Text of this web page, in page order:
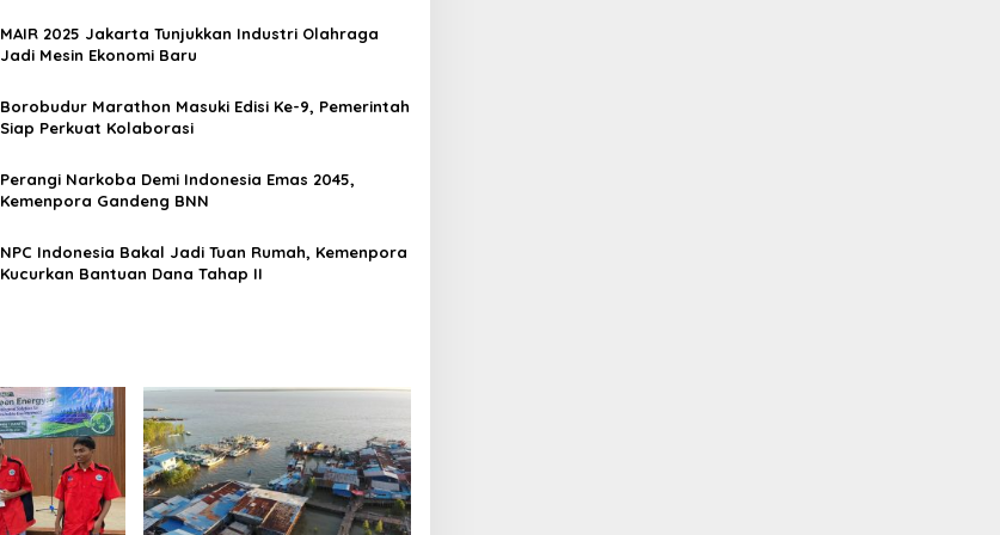
MAIR 2025 Jakarta Tunjukkan Industri Olahraga
Jadi Mesin Ekonomi Baru
Borobudur Marathon Masuki Edisi Ke-9, Pemerintah
Siap Perkuat Kolaborasi
Perangi Narkoba Demi Indonesia Emas 2045,
Kemenpora Gandeng BNN
NPC Indonesia Bakal Jadi Tuan Rumah, Kemenpora
Kucurkan Bantuan Dana Tahap II